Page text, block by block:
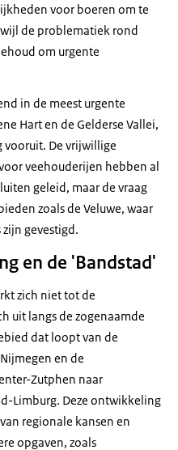
voor boeren om te
de problematiek rond
om urgente
in de meest urgente
Hart en de Gelderse Vallei,
vooruit. De vrijwillige
veehouderijen hebben al
geleid, maar de vraag
zoals de Veluwe, waar
gevestigd.
en de 'Bandstad'
zich niet tot de
uit langs de zogenaamde
dat loopt van de
en de
Zutphen naar
Limburg. Deze ontwikkeling
regionale kansen en
opgaven, zoals